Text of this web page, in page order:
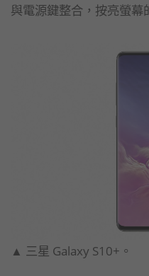
與電源鍵整合，按亮螢幕
▲ 三星 Galaxy S10+。